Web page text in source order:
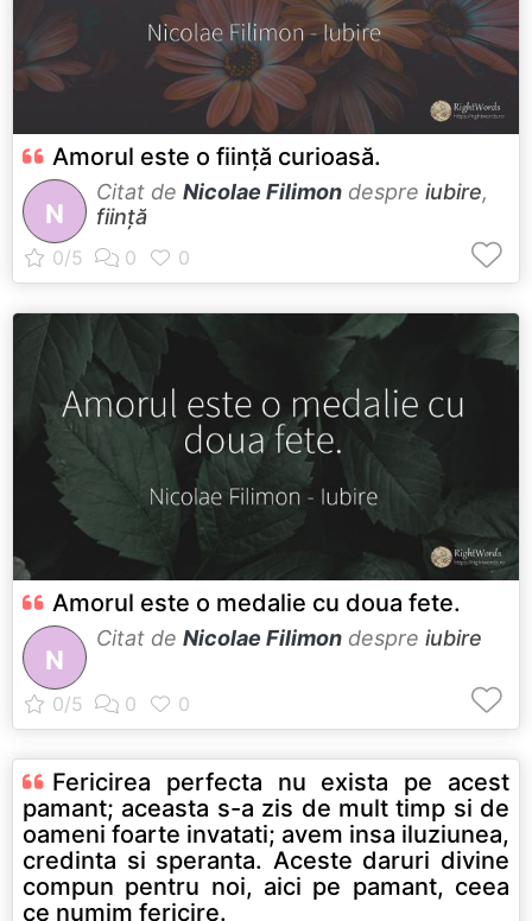
Amorul este o ființă curioasă.
N
Citat de Nicolae Filimon despre iubire,
ființă
Amorul este o medalie cu doua fete.
N
Citat de Nicolae Filimon despre iubire
Fericirea perfecta nu exista pe acest
pamant; aceasta s-a zis de mult timp si de
oameni foarte invatati; avem insa iluziunea,
credinta si speranta. Aceste daruri divine
compun pentru noi, aici pe pamant, ceea
ce numim fericire.